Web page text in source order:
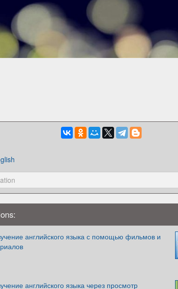
английского языка с помощью фильмов и
английского языка через просмотр